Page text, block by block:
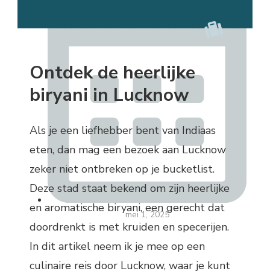
mei 1, 2025
Ontdek de heerlijke
biryani in Lucknow
Als je een liefhebber bent van Indiaas
eten, dan mag een bezoek aan Lucknow
zeker niet ontbreken op je bucketlist.
Deze stad staat bekend om zijn heerlijke
en aromatische biryani, een gerecht dat
doordrenkt is met kruiden en specerijen.
In dit artikel neem ik je mee op een
culinaire reis door Lucknow, waar je kunt